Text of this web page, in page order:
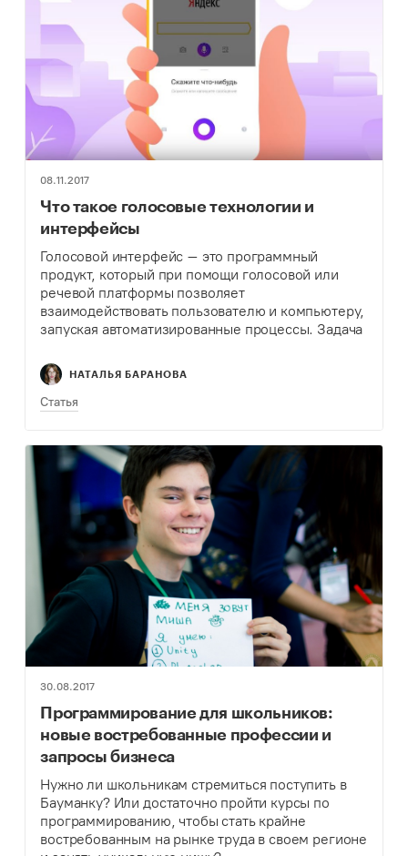
08.11.2017
Что такое голосовые технологии и
интерфейсы
Голосовой интерфейс – это программный
продукт, который при помощи голосовой или
речевой платформы позволяет
взаимодействовать пользователю и компьютеру,
запуская автоматизированные процессы. Задача
голос человека.
НАТАЛЬЯ БАРАНОВА
Статья
30.08.2017
Программирование для школьников:
новые востребованные профессии и
запросы бизнеса
Нужно ли школьникам стремиться поступить в
Бауманку? Или достаточно пройти курсы по
программированию, чтобы стать крайне
востребованным на рынке труда в своем регионе